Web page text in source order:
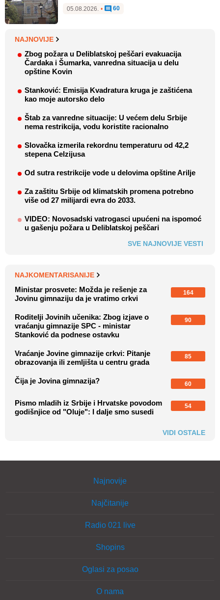
05.08.2026. • 60
NAJNOVIJE
Zbog požara u Deliblatskoj peščari evakuacija
Čardaka i Šumarka, vanredna situacija u delu
opštine Kovin
Stanković: Emisija Kvadratura kruga je zaštićena
kao moje autorsko delo
Štab za vanredne situacije: U većem delu Srbije
nema restrikcija, vodu koristite racionalno
Slovačka izmerila rekordnu temperaturu od 42,2
stepena Celzijusa
Od sutra restrikcije vode u delovima opštine Arilje
Za zaštitu Srbije od klimatskih promena potrebno
više od 27 milijardi evra do 2033.
VIDEO: Novosadski vatrogasci upućeni na ispomoć
u gašenju požara u Deliblatskoj peščari
SVE NAJNOVIJE VESTI
NAJKOMENTARISANIJE
Ministar prosvete: Možda je rešenje za
Jovinu gimnaziju da je vratimo crkvi
164
Roditelji Jovinih učenika: Zbog izjave o
vraćanju gimnazije SPC - ministar
Stanković da podnese ostavku
90
Vraćanje Jovine gimnazije crkvi: Pitanje
obrazovanja ili zemljišta u centru grada
85
Čija je Jovina gimnazija? 60
Pismo mladih iz Srbije i Hrvatske povodom
godišnjice od "Oluje": I dalje smo susedi
54
VIDI OSTALE
Najnovije
Najčitanije
Radio 021 live
Shopins
Oglasi za posao
O nama